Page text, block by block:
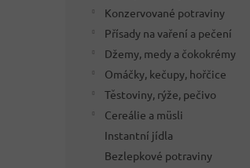
Konzervované potraviny
Přísady na vaření a pečení
Džemy, medy a čokokrémy
Omáčky, kečupy, hořčice
Těstoviny, rýže, pečivo
Cereálie a müsli
Instantní jídla
Bezlepkové potraviny